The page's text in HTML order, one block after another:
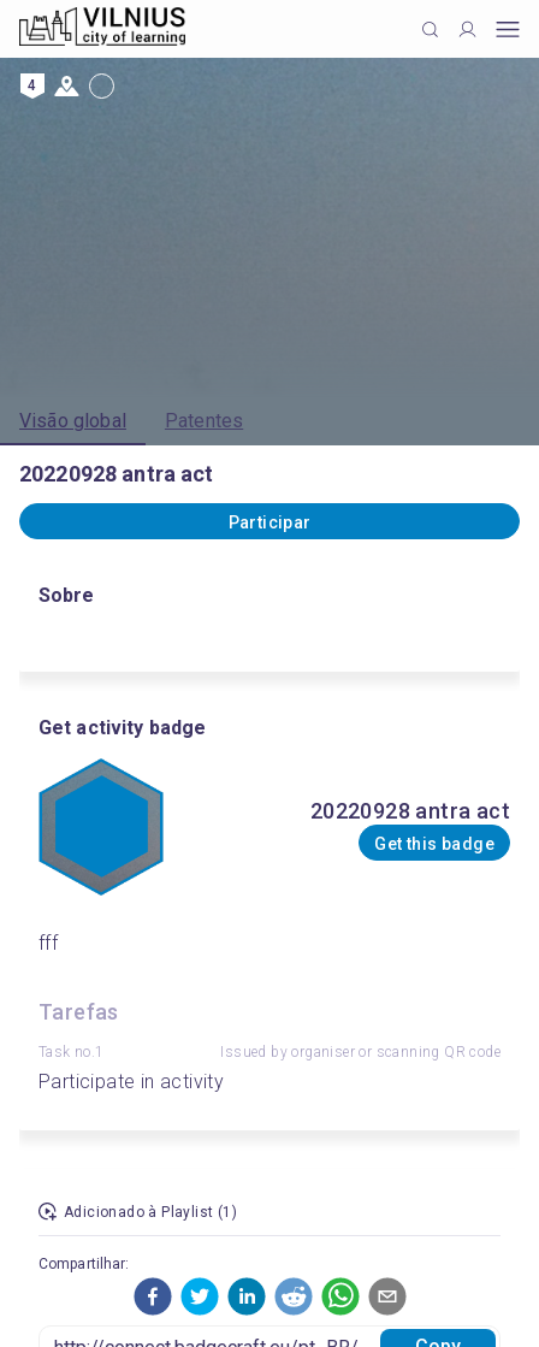
4
Visão global Patentes
20220928 antra act
Participar
Sobre
Get activity badge
20220928 antra act
Get this badge
fff
Tarefas
Task no.1 Issued by organiser or scanning QR code
Participate in activity
Adicionado à Playlist (1)
Compartilhar: